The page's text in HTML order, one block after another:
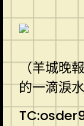
（羊城晚
的一滴淚